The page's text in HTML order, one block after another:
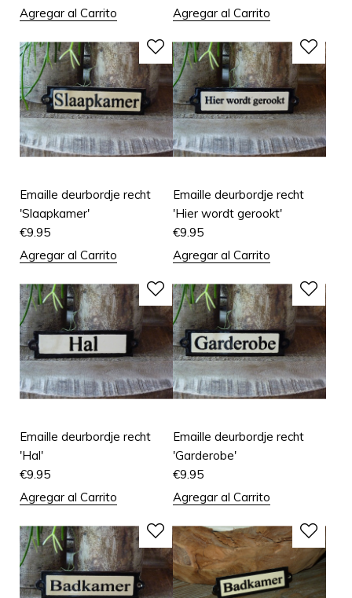
Agregar al Carrito
Agregar al Carrito
Emaille deurbordje recht
'Slaapkamer'
€9.95
Agregar al Carrito
Emaille deurbordje recht
'Hier wordt gerookt'
€9.95
Agregar al Carrito
Emaille deurbordje recht
'Hal'
€9.95
Agregar al Carrito
Emaille deurbordje recht
'Garderobe'
€9.95
Agregar al Carrito